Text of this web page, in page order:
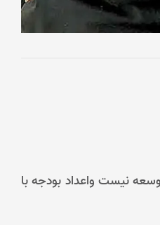
هفتم توسعه نیست واعداد بودجه با